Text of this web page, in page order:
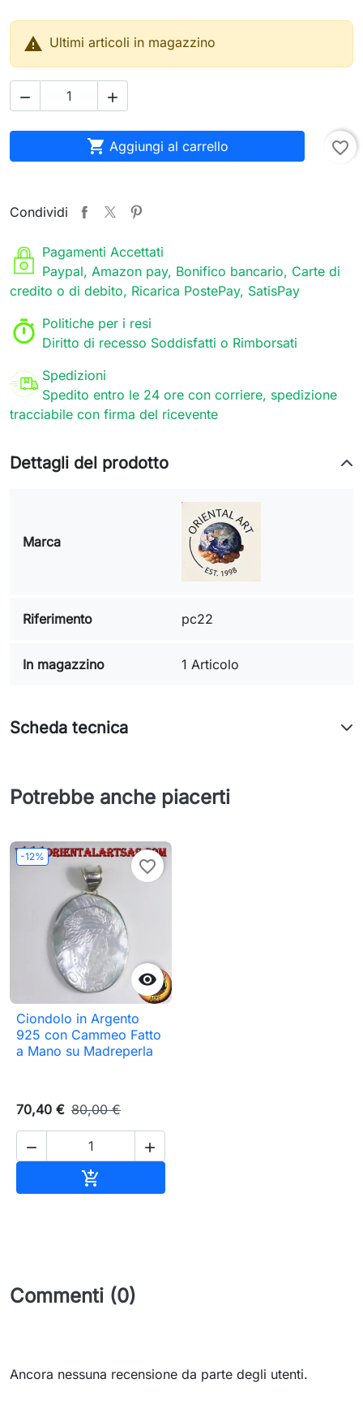
 Ultimi articoli in magazzino
 
 Aggiungi al carrello favorite_border
Condividi
Pagamenti Accettati
Paypal, Amazon pay, Bonifico bancario, Carte di
credito o di debito, Ricarica PostePay, SatisPay
Politiche per i resi
Diritto di recesso Soddisfatti o Rimborsati
Spedizioni
Spedito entro le 24 ore con corriere, spedizione
tracciabile con firma del ricevente
Dettagli del prodotto
Marca
Riferimento pc22
In magazzino 1 Articolo
Scheda tecnica
Potrebbe anche piacerti
-12%

favorite_border
Ciondolo in Argento
925 con Cammeo Fatto
a Mano su Madreperla
70,40 € 80,00 €
 

Commenti (0)
Ancora nessuna recensione da parte degli utenti.